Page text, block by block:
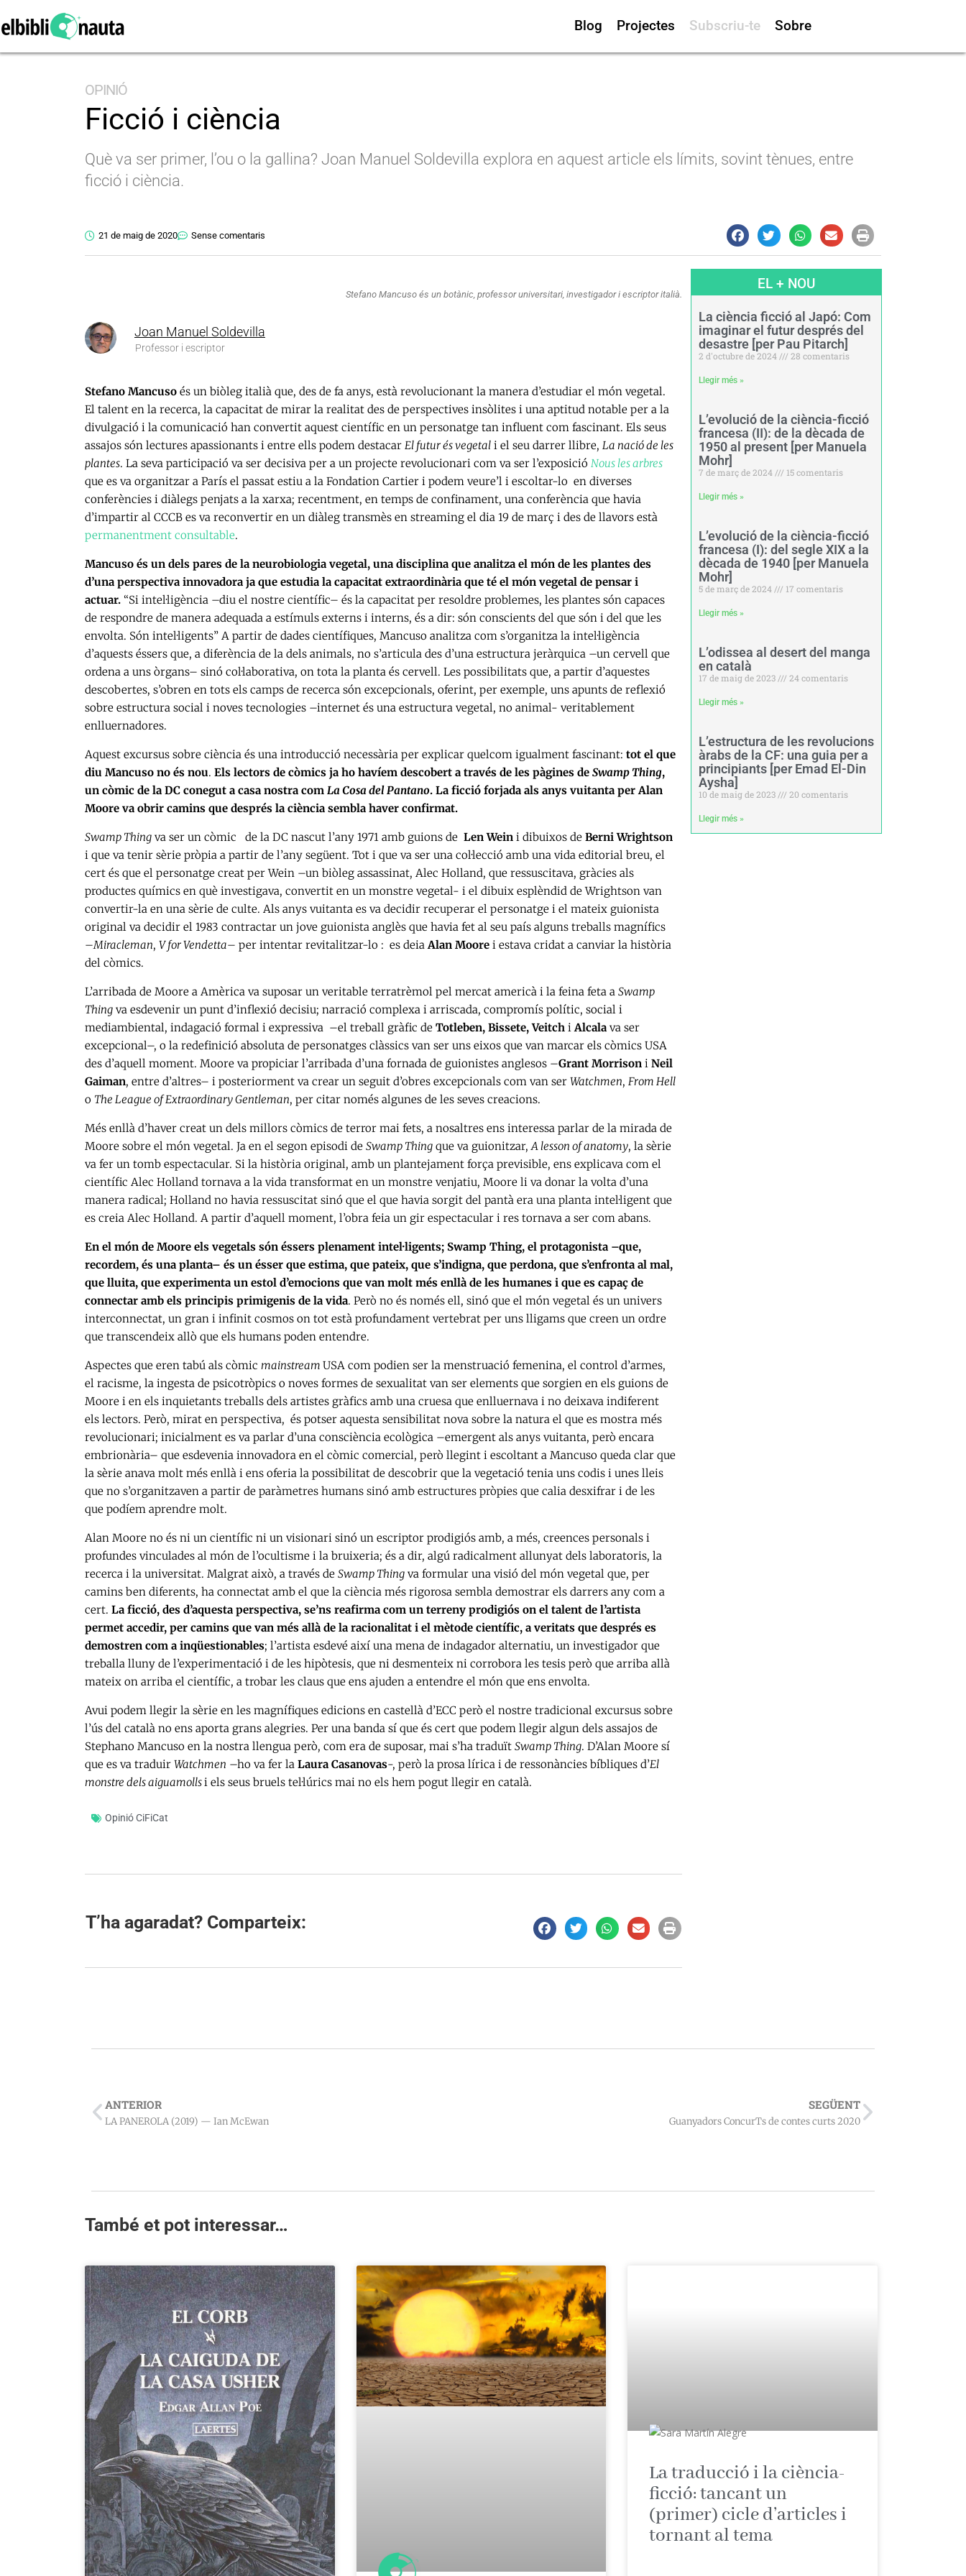
Blog Projectes Subscriu-te Sobre
OPINIÓ
Ficció i ciència
Què va ser primer, l’ou o la gallina? Joan Manuel Soldevilla explora en aquest article els límits, sovint tènues, entre
ficció i ciència.
21 de maig de 2020 Sense comentaris
Stefano Mancuso és un botànic, professor universitari, investigador i escriptor italià.
Joan Manuel Soldevilla
Professor i escriptor
Stefano Mancuso és un biòleg italià que, des de fa anys, està revolucionant la manera d’estudiar el món vegetal.
El talent en la recerca, la capacitat de mirar la realitat des de perspectives insòlites i una aptitud notable per a la
divulgació i la comunicació han convertit aquest científic en un personatge tan influent com fascinant. Els seus
assajos són lectures apassionants i entre ells podem destacar El futur és vegetal i el seu darrer llibre, La nació de les
plantes. La seva participació va ser decisiva per a un projecte revolucionari com va ser l’exposició Nous les arbres
que es va organitzar a París el passat estiu a la Fondation Cartier i podem veure’l i escoltar-lo en diverses
conferències i diàlegs penjats a la xarxa; recentment, en temps de confinament, una conferència que havia
d’impartir al CCCB es va reconvertir en un diàleg transmès en streaming el dia 19 de març i des de llavors està
permanentment consultable.
Mancuso és un dels pares de la neurobiologia vegetal, una disciplina que analitza el món de les plantes des
d’una perspectiva innovadora ja que estudia la capacitat extraordinària que té el món vegetal de pensar i
actuar. “Si intel·ligència –diu el nostre científic– és la capacitat per resoldre problemes, les plantes són capaces
de respondre de manera adequada a estímuls externs i interns, és a dir: són conscients del que són i del que les
envolta. Són intel·ligents” A partir de dades científiques, Mancuso analitza com s’organitza la intel·ligència
d’aquests éssers que, a diferència de la dels animals, no s’articula des d’una estructura jeràrquica –un cervell que
ordena a uns òrgans– sinó col·laborativa, on tota la planta és cervell. Les possibilitats que, a partir d’aquestes
descobertes, s’obren en tots els camps de recerca són excepcionals, oferint, per exemple, uns apunts de reflexió
sobre estructura social i noves tecnologies –internet és una estructura vegetal, no animal- veritablement
enlluernadores.
Aquest excursus sobre ciència és una introducció necessària per explicar quelcom igualment fascinant: tot el que
diu Mancuso no és nou. Els lectors de còmics ja ho havíem descobert a través de les pàgines de Swamp Thing,
un còmic de la DC conegut a casa nostra com La Cosa del Pantano. La ficció forjada als anys vuitanta per Alan
Moore va obrir camins que després la ciència sembla haver confirmat.
Swamp Thing va ser un còmic de la DC nascut l’any 1971 amb guions de Len Wein i dibuixos de Berni Wrightson
i que va tenir sèrie pròpia a partir de l’any següent. Tot i que va ser una col·lecció amb una vida editorial breu, el
cert és que el personatge creat per Wein –un biòleg assassinat, Alec Holland, que ressuscitava, gràcies als
productes químics en què investigava, convertit en un monstre vegetal- i el dibuix esplèndid de Wrightson van
convertir-la en una sèrie de culte. Als anys vuitanta es va decidir recuperar el personatge i el mateix guionista
original va decidir el 1983 contractar un jove guionista anglès que havia fet al seu país alguns treballs magnífics
–Miracleman, V for Vendetta– per intentar revitalitzar-lo : es deiaAlan Moore i estava cridat a canviar la història
del còmics.
L’arribada de Moore a Amèrica va suposar un veritable terratrèmol pel mercat americà i la feina feta a Swamp
Thing va esdevenir un punt d’inflexió decisiu; narració complexa i arriscada, compromís polític, social i
mediambiental, indagació formal i expressiva –el treball gràfic de Totleben, Bissete, Veitch iAlcala va ser
excepcional–, o la redefinició absoluta de personatges clàssics van ser uns eixos que van marcar els còmics USA
des d’aquell moment. Moore va propiciar l’arribada d’una fornada de guionistes anglesos –Grant Morrison i Neil
Gaiman, entre d’altres– i posteriorment va crear un seguit d’obres excepcionals com van ser Watchmen, From Hell
o The League of Extraordinary Gentleman, per citar només algunes de les seves creacions.
Més enllà d’haver creat un dels millors còmics de terror mai fets, a nosaltres ens interessa parlar de la mirada de
Moore sobre el món vegetal. Ja en el segon episodi de Swamp Thing que va guionitzar,A lesson of anatomy, la sèrie
va fer un tomb espectacular. Si la història original, amb un plantejament força previsible, ens explicava com el
científic Alec Holland tornava a la vida transformat en un monstre venjatiu, Moore li va donar la volta d’una
manera radical; Holland no havia ressuscitat sinó que el que havia sorgit del pantà era una planta intel·ligent que
es creia Alec Holland. A partir d’aquell moment, l’obra feia un gir espectacular i res tornava a ser com abans.
En el món de Moore els vegetals són éssers plenament intel·ligents; Swamp Thing, el protagonista –que,
recordem, és una planta– és un ésser que estima, que pateix, que s’indigna, que perdona, que s’enfronta al mal,
que lluita, que experimenta un estol d’emocions que van molt més enllà de les humanes i que es capaç de
connectar amb els principis primigenis de la vida. Però no és només ell, sinó que el món vegetal és un univers
interconnectat, un gran i infinit cosmos on tot està profundament vertebrat per uns lligams que creen un ordre
que transcendeix allò que els humans poden entendre.
Aspectes que eren tabú als còmic mainstream USA com podien ser la menstruació femenina, el control d’armes,
el racisme, la ingesta de psicotròpics o noves formes de sexualitat van ser elements que sorgien en els guions de
Moore i en els inquietants treballs dels artistes gràfics amb una cruesa que enlluernava i no deixava indiferent
els lectors. Però, mirat en perspectiva, és potser aquesta sensibilitat nova sobre la natura el que es mostra més
revolucionari; inicialment es va parlar d’una consciència ecològica –emergent als anys vuitanta, però encara
embrionària– que esdevenia innovadora en el còmic comercial, però llegint i escoltant a Mancuso queda clar que
la sèrie anava molt més enllà i ens oferia la possibilitat de descobrir que la vegetació tenia uns codis i unes lleis
que no s’organitzaven a partir de paràmetres humans sinó amb estructures pròpies que calia desxifrar i de les
que podíem aprendre molt.
Alan Moore no és ni un científic ni un visionari sinó un escriptor prodigiós amb, a més, creences personals i
profundes vinculades al món de l’ocultisme i la bruixeria; és a dir, algú radicalment allunyat dels laboratoris, la
recerca i la universitat. Malgrat això, a través de Swamp Thing va formular una visió del món vegetal que, per
camins ben diferents, ha connectat amb el que la ciència més rigorosa sembla demostrar els darrers any com a
cert. La ficció, des d’aquesta perspectiva, se’ns reafirma com un terreny prodigiós on el talent de l’artista
permet accedir, per camins que van més allà de la racionalitat i el mètode científic, a veritats que després es
demostren com a inqüestionables; l’artista esdevé així una mena de indagador alternatiu, un investigador que
treballa lluny de l’experimentació i de les hipòtesis, que ni desmenteix ni corrobora les tesis però que arriba allà
mateix on arriba el científic, a trobar les claus que ens ajuden a entendre el món que ens envolta.
Avui podem llegir la sèrie en les magnífiques edicions en castellà d’ECC però el nostre tradicional excursus sobre
l’ús del català no ens aporta grans alegries. Per una banda sí que és cert que podem llegir algun dels assajos de
Stephano Mancuso en la nostra llengua però, com era de suposar, mai s’ha traduït Swamp Thing. D’Alan Moore sí
que es va traduir Watchmen –ho va fer la Laura Casanovas-, però la prosa lírica i de ressonàncies bíbliques d’El
monstre dels aiguamollsi els seus bruels tel·lúrics mai no els hem pogut llegir en català.
EL + NOU
La ciència ficció al Japó: Com
imaginar el futur després del
desastre [per Pau Pitarch]
2 d'octubre de 2024 28 comentaris
Llegir més »
L’evolució de la ciència-ficció
francesa (II): de la dècada de
1950 al present [per Manuela
Mohr]
7 de març de 2024 15 comentaris
Llegir més »
L’evolució de la ciència-ficció
francesa (I): del segle XIX a la
dècada de 1940 [per Manuela
Mohr]
5 de març de 2024 17 comentaris
Llegir més »
L’odissea al desert del manga
en català
17 de maig de 2023 24 comentaris
Llegir més »
L’estructura de les revolucions
àrabs de la CF: una guia per a
principiants [per Emad El-Din
Aysha]
10 de maig de 2023 20 comentaris
Llegir més »
Opinió CiFiCat
T’ha agaradat? Comparteix:
ANTERIOR
LA PANEROLA (2019) — Ian McEwan
SEGÜENT
Guanyadors ConcurTs de contes curts 2020
També et pot interessar…
La traducció i la ciència-
ficció: tancant un
(primer) cicle d’articles i
tornant al tema